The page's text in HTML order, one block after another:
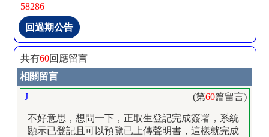
58286
共有60回應留言
相關留言
J
(第60篇留言)
不好意思，想問一下，正取生登記完成簽署，系統
顯示已登記且可以預覽已上傳聲明書，這樣就完成